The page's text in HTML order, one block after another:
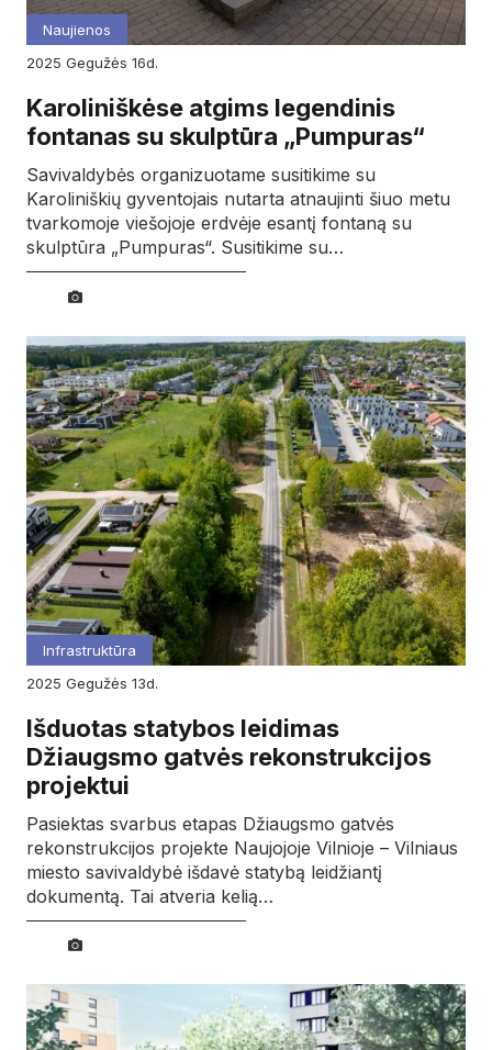
Naujienos
2025
gegužės 16d.
Karoliniškėse atgims legendinis
fontanas su skulptūra „Pumpuras“
Savivaldybės organizuotame susitikime su
Karoliniškių gyventojais nutarta atnaujinti šiuo metu
tvarkomoje viešojoje erdvėje esantį fontaną su
skulptūra „Pumpuras“. Susitikime su…
Infrastruktūra
2025
gegužės 13d.
Išduotas statybos leidimas
Džiaugsmo gatvės rekonstrukcijos
projektui
Pasiektas svarbus etapas Džiaugsmo gatvės
rekonstrukcijos projekte Naujojoje Vilnioje – Vilniaus
miesto savivaldybė išdavė statybą leidžiantį
dokumentą. Tai atveria kelią…